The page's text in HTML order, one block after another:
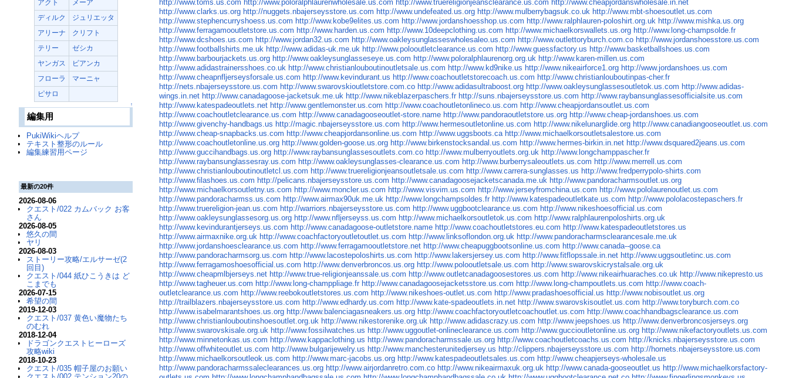
アクト
メーア
ディルク
ジュリエッタ
アリーナ
クリフト
テリー
ゼシカ
ヤンガス
ビアンカ
フローラ
マーニャ
ピサロ
↑
編集用
PukiWikiヘルプ
テキスト整形のルール
編集練習用ページ
最新の20件
2026-08-06
クエスト/022 カムバック お客
さん
2026-08-05
悠久の間
ヤリ
2026-08-03
ストーリー攻略/エルサーゼ(2
回目)
クエスト/044 紙ひこうきは ど
こまでも
2026-07-15
希望の間
2019-12-03
クエスト/037 黄色い魔物たち
のむれ
2018-12-04
ドラゴンクエストヒーローズ
攻略wiki
2018-10-23
クエスト/035 帽子屋のお願い
http://www.toms.us.com http://www.poloralphlaurenwholesale.us.com http://www.truereligionjeansclearance.us.com http://www.cheapjordanswholesale.in.net
http://www.clarks.us.org http://nuggets.nbajerseysstore.us.com http://www.undefeated.us.org http://www.mulberrybagsuk.co.uk http://www.mbt-shoesoutlet.us.com
http://www.stephencurryshoess.us.com http://www.kobe9elites.us.com http://www.jordanshoesshop.us.com http://www.ralphlauren-poloshirt.org.uk http://www.mishka.us.org
http://www.ferragamooutletstore.us.com http://www.harden.us.com http://www.10deepclothing.us.com http://www.michaelkorswallets.us.org http://www.long-champsolde.fr
http://www.dcshoes.us.com http://www.jordan32.us.com http://www.oakleysunglasseswholesaleo.us.com http://www.outlettoryburch.com.co http://www.jordanshoesstore.us.com
http://www.footballshirts.me.uk http://www.adidas-uk.me.uk http://www.polooutletclearance.us.com http://www.guessfactory.us http://www.basketballshoes.us.com
http://www.barbourjackets.us.org http://www.oakleysunglasseseye.us.com http://www.poloralphlaurenorg.org.uk http://www.karen-millen.us.com
http://www.adidastrainersshoes.co.uk http://www.christianlouboutinoutletsale.us.com http://www.kd9nike.us http://www.nikeairforce1.org http://www.jordanshoes.us.com
http://www.cheapnfljerseysforsale.us.com http://www.kevindurant.us http://www.coachoutletstorecoach.us.com http://www.christianlouboutinpas-cher.fr
http://nets.nbajerseysstore.us.com http://www.swarovskioutletstore.com.co http://www.adidasultraboost.org http://www.oakleysunglassesoutletok.us.com http://www.adidas-
wings.in.net http://www.canadagoose-jacketsuk.me.uk http://www.nikeblazerpaschers.fr http://suns.nbajerseysstore.us.com http://www.raybansunglassesofficialsite.us.com
http://www.katespadeoutlets.net http://www.gentlemonster.us.com http://www.coachoutletonlineco.us.com http://www.cheapjordansoutlet.us.com
http://www.coachoutletclearance.us.com http://www.canadagooseoutlet-store.name http://www.pandoraoutletstore.us.org http://www.cheap-jordanshoes.us.com
http://www.givenchy-handbags.us http://magic.nbajerseysstore.us.com http://www.hermesoutletonline.us.com http://www.nikelunarglide.org http://www.canadiangooseoutlet.us.com
http://www.cheap-snapbacks.us.com http://www.cheapjordansonline.us.com http://www.uggsboots.ca http://www.michaelkorsoutletsalestore.us.com
http://www.coachoutletonline.us.org http://www.golden-goose.us.org http://www.birkenstocksandal.us.com http://www.hermes-birkin.in.net http://www.dsquared2jeans.us.com
http://www.guccihandbags.us.org http://www.raybansunglassesoutlets.com.co http://www.mulberryoutlets.org.uk http://www.longchamppascher.fr
http://www.raybansunglassesray.us.com http://www.oakleysunglasses-clearance.us.com http://www.burberrysaleoutlets.us.com http://www.merrell.us.com
http://www.christianlouboutinoutletcl.us.com http://www.truereligionjeansoutletsale.us.com http://www.carrera-sunglasses.us http://www.fredperrypolo-shirts.com
http://www.filashoes.us.com http://pelicans.nbajerseysstore.us.com http://www.canadagoosejacketscanada.me.uk http://www.pandoracharmsoutlet.us.org
http://www.michaelkorsoutletny.us.com http://www.moncler.us.com http://www.visvim.us.com http://www.jerseyfromchina.us.com http://www.pololaurenoutlet.us.com
http://www.pandoracharmss.us.com http://www.airmax90uk.me.uk http://www.longchampsoldes.fr http://www.katespadeoutletkate.us.com http://www.pololacostepaschers.fr
http://www.truereligion-jean.us.com http://warriors.nbajerseysstore.us.com http://www.uggbootclearance.us.com http://www.nikeshoesofficial.us.com
http://www.oakleysunglassesorg.us.org http://www.nfljerseyss.us.com http://www.michaelkorsoutletok.us.com http://www.ralphlaurenpoloshirts.org.uk
http://www.kevindurantjerseys.us.com http://www.canadagoose-outletstore.name http://www.coachoutletstores.eu.com http://www.katespadeoutletstores.us
http://www.airmaxnike.org.uk http://www.coachfactoryoutletoutlet.us.com http://www.linksoflondon.org.uk http://www.pandoracharmsclearancesale.me.uk
http://www.jordanshoesclearance.us.com http://www.ferragamooutletstore.net http://www.cheapuggbootsonline.us.com http://www.canada--goose.ca
http://www.pandoracharmsorg.us.com http://www.lacostepoloshirts.us.com http://www.lakersjersey.us.com http://www.fitflopssale.in.net http://www.uggsoutletinc.us.com
http://www.ferragamoshoesofficial.us.com http://www.denverbroncos.us.org http://www.polooutletsale.us.com http://www.swarovskicrystalsale.org.uk
http://www.cheapmlbjerseys.net http://www.true-religionjeanssale.us.com http://www.outletcanadagoosestores.us.com http://www.nikeairhuaraches.co.uk http://www.nikepresto.us
http://www.tagheuer.us.com http://www.long-champpliage.fr http://www.canadagoosejacketsstore.us.com http://www.long-champoutlets.us.com http://www.coach-
outletclearance.us.com http://www.reebokoutletstores.us.com http://www.nikeshoes-outlet.us.com http://www.pradashoesofficial.us http://www.nobisoutlet.us.org
http://trailblazers.nbajerseysstore.us.com http://www.edhardy.us.com http://www.kate-spadeoutlets.in.net http://www.swarovskisoutlet.us.com http://www.toryburch.com.co
http://www.isabelmarantshoes.us.org http://www.balenciagasneakers.us.org http://www.coachfactoryoutletcoachoutlet.us.com http://www.coachhandbagsclearance.us.com
http://www.christianlouboutinshoesoutlet.org.uk http://www.nikestorenike.org.uk http://www.adidascrazy.us.com http://www.jeepshoes.us http://www.denverbroncosjerseys.org
http://www.swarovskisale.org.uk http://www.fossilwatches.us http://www.uggoutlet-onlineclearance.us.com http://www.guccioutletonline.us.org http://www.nikefactoryoutlets.us.com
http://www.minnetonkas.us.com http://www.kappaclothing.us http://www.pandoracharmssale.us.org http://www.coachoutletcoachs.us.com http://knicks.nbajerseysstore.us.com
http://www.offwhiteoutlet.us.com http://www.bulgarijewelry.us http://www.manchesterunitedjersey.us http://clippers.nbajerseysstore.us.com http://hornets.nbajerseysstore.us.com
http://www.michaelkorsoutleok.us.com http://www.marc-jacobs.us.org http://www.katespadeoutletsales.us.com http://www.cheapjerseys-wholesale.us
http://www.pandoracharmssaleclearances.us.org http://www.airjordanretro.com.co http://www.nikeairmaxuk.org.uk http://www.canada-gooseoutlet.us http://www.michaelkorsfactory-